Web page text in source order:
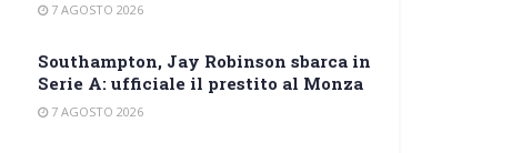
7 AGOSTO 2026
Southampton, Jay Robinson sbarca in
Serie A: ufficiale il prestito al Monza
7 AGOSTO 2026